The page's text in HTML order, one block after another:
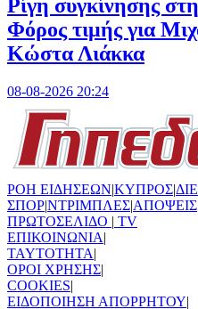
Ρίγη συγκίνησης
Φόρος τιμής για
Κώστα Λιάκκα
08-08-2026 20:24
ΡΟΗ ΕΙΔΗΣΕΩΝ|ΚΥΠΡΟΣ|
ΣΠΟΡ|ΝΤΡΙΜΠΛΕΣ|ΑΠΟΨΕΙΣ
ΠΡΩΤΟΣΕΛΙΔΟ | TV
ΕΠΙΚΟΙΝΩΝΙΑ|
TAYTOTHTA|
ΟΡΟΙ ΧΡΗΣΗΣ|
COOKIES|
ΕΙΔΟΠΟΙΗΣΗ ΑΠΟΡΡΗΤΟΥ|